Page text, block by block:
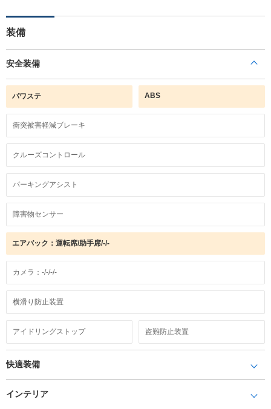
装備
安全装備
パワステ ABS
衝突被害軽減ブレーキ
クルーズコントロール
パーキングアシスト
障害物センサー
エアバック：運転席/助手席/-/-
カメラ：-/-/-/-
横滑り防止装置
アイドリングストップ 盗難防止装置
快適装備
インテリア